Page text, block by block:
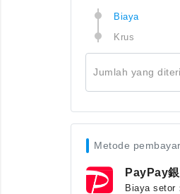
Biaya
Krus
Jumlah yang
Metode
PayPay
Biaya setor